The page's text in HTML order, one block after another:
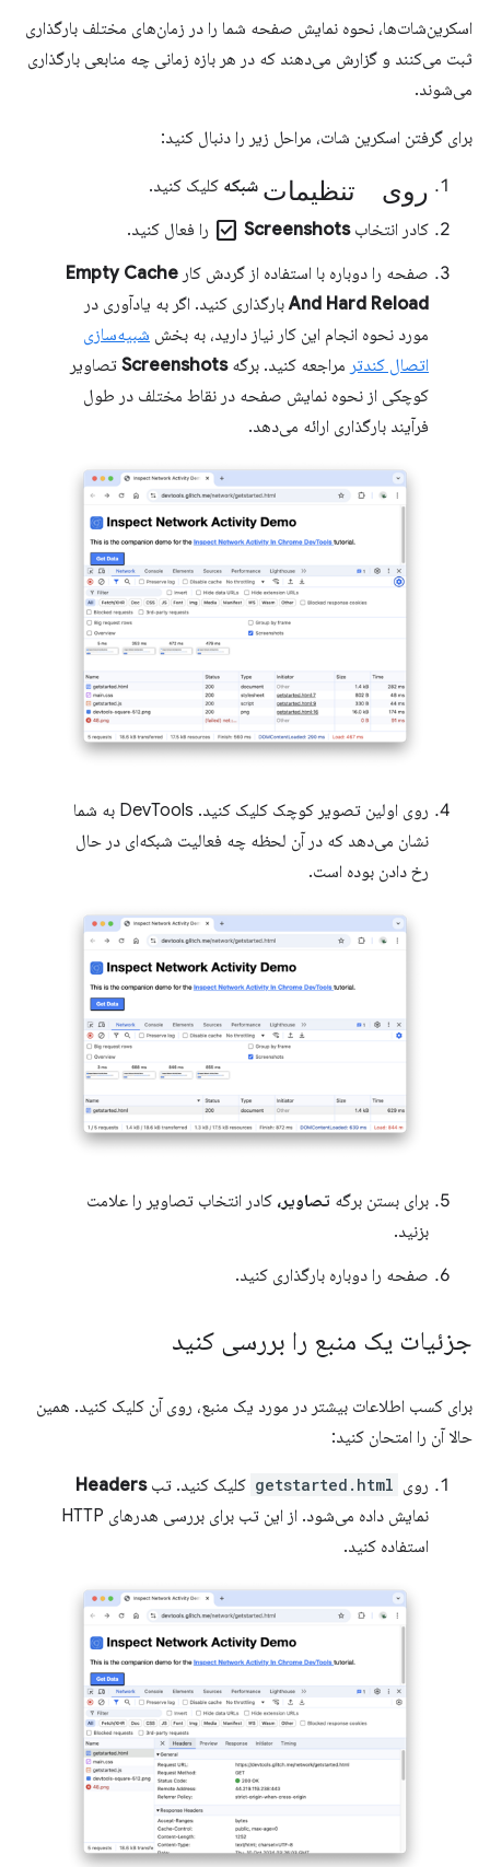
اسکرین‌شات‌ها، نحوه نمایش صفحه شما را در زمان‌های مختلف بارگذاری
ثبت می‌کنند و گزارش می‌دهند که در هر بازه زمانی چه منابعی بارگذاری
می‌شوند.
برای گرفتن اسکرین شات، مراحل زیر را دنبال کنید:
روی تنظیمات شبکه کلیک کنید.
کادر انتخابScreenshots
check_box را فعال کنید.
صفحه را دوباره با استفاده از گردش کار Empty Cache
And Hard Reloadبارگذاری کنید. اگر به یادآوری در
مورد نحوه انجام این کار نیاز دارید، به بخش شبیه‌سازی
اتصال کندتر مراجعه کنید. برگهScreenshots تصاویر
کوچکی از نحوه نمایش صفحه در نقاط مختلف در طول
فرآیند بارگذاری ارائه می‌دهد.
روی اولین تصویر کوچک کلیک کنید. DevTools به شما
نشان می‌دهد که در آن لحظه چه فعالیت شبکه‌ای در حال
رخ دادن بوده است.
برای بستن برگه تصاویر، کادر انتخاب تصاویر را علامت
بزنید.
صفحه را دوباره بارگذاری کنید.
جزئیات یک منبع را بررسی کنید
برای کسب اطلاعات بیشتر در مورد یک منبع، روی آن کلیک کنید. همین
حالا آن را امتحان کنید:
روی getstarted.html کلیک کنید. تبHeaders
نمایش داده می‌شود. از این تب برای بررسی هدرهای HTTP
استفاده کنید.